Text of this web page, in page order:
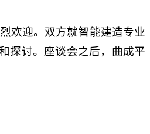
欢迎。双方就智能建造专业
探讨。座谈会之后，曲成平